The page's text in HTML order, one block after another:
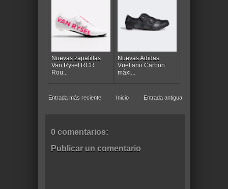
Nuevas zapatillas
Van Rysel RCR
Rou...
Nuevas Adidas
Vueltano Carbon:
máxi...
Entrada más reciente Entrada antigua
Inicio
0 comentarios:
Publicar un comentario